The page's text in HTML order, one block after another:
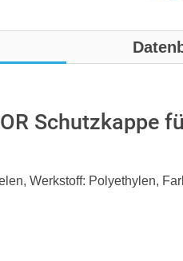
Schutzkappe
Werkstoff: Polyethylen,